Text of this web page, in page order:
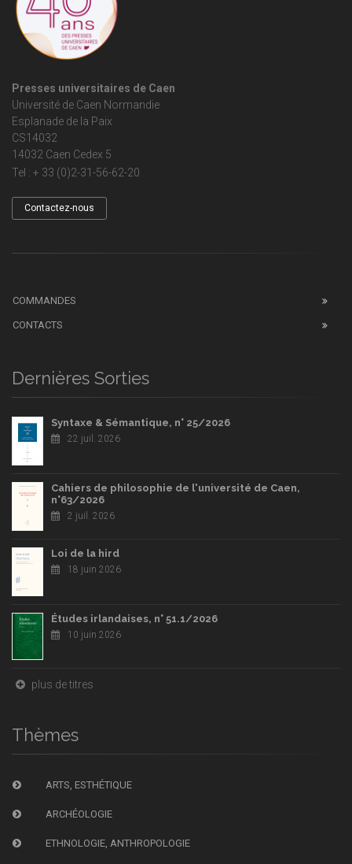
Presses universitaires de Caen
Université de Caen Normandie
Esplanade de la Paix
CS14032
14032 Caen Cedex 5
Tel : + 33 (0)2-31-56-62-20
Contactez-nous
COMMANDES
CONTACTS
Dernières Sorties
Syntaxe & Sémantique, n° 25/2026
22 juil. 2026
Cahiers de philosophie de l'université de Caen,
n°63/2026
2 juil. 2026
Loi de la hird
18 juin 2026
Études irlandaises, n° 51.1/2026
10 juin 2026
plus de titres
Thèmes
ARTS, ESTHÉTIQUE
ARCHÉOLOGIE
ETHNOLOGIE, ANTHROPOLOGIE